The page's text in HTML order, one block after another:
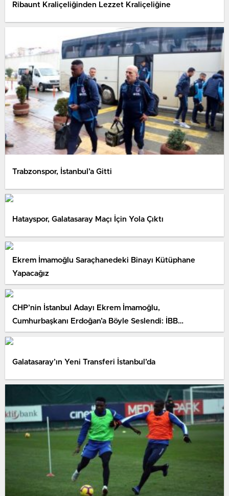
Ribaunt Kraliçeliğinden Lezzet Kraliçeliğine
Trabzonspor, İstanbul’a Gitti
Hatayspor, Galatasaray Maçı İçin Yola Çıktı
Ekrem İmamoğlu Saraçhanedeki Binayı Kütüphane
Yapacağız
CHP’nin İstanbul Adayı Ekrem İmamoğlu,
Cumhurbaşkanı Erdoğan’a Böyle Seslendi: İBB
Başkanının İşi Değil
Galatasaray’ın Yeni Transferi İstanbul’da